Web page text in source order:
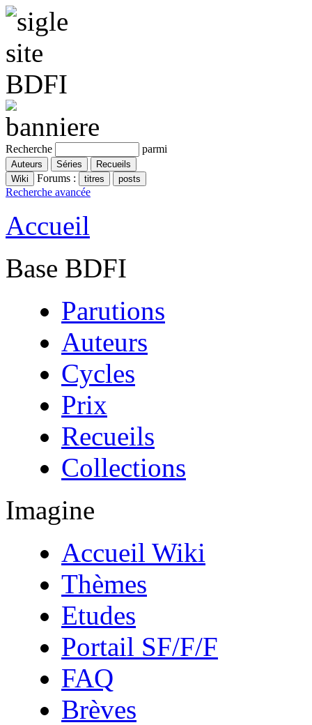
Recherche parmi
Forums :
Recherche avancée
Accueil
Base BDFI
Parutions
Auteurs
Cycles
Prix
Recueils
Collections
Imagine
Accueil Wiki
Thèmes
Etudes
Portail SF/F/F
FAQ
Brèves